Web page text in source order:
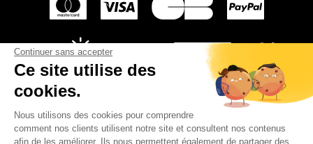
Continuer sans accepter
Ce site utilise des
cookies.
Nous utilisons des cookies pour comprendre
comment nos clients utilisent notre site et consultent nos contenus
afin de les améliorer. Ils nous permettent également de partager des